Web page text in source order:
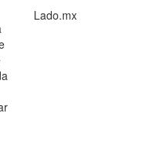
Lado.mx